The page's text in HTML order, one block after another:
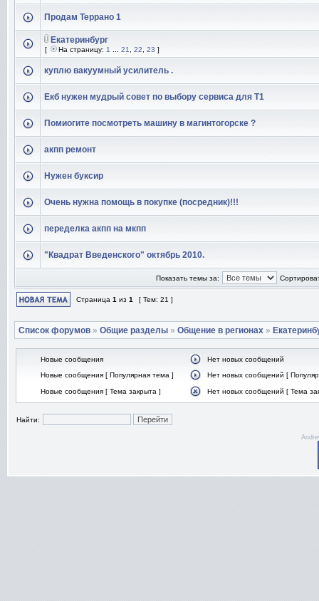
Продам Террано 1
Екатеринбург
[ На страницу: 1 21 22 23 ]
куплю вакуумный усилитель .
Екб нужен мудрый совет по выбору сервиса для Т1
Помиогите посмотреть машину в магинтогорске ?
акпп ремонт
Нужен буксир
Очень нужна помощь в покупке (посредник)!!!
переделка акпп на мкпп
"Квадрат Введенского" октябрь 2010.
Показать темы за:
Страница 1 из 1 [ Тем: 21 ]
Список форумов » Общие разделы » Общение в регионах »
Новые сообщения
Нет новых сообщений
Новые сообщения [ Популярная тема ]
Нет новых сообщений [
Новые сообщения [ Тема закрыта ] Нет новых сообщений [ Тема
Найти: